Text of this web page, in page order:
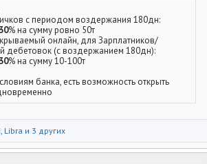
с периодом воздержания 180дн:
30% на сумму ровно 50т
онлайн, для Зарплатников/
дебетовок (с воздержанием 180дн):
30% на сумму 10-100т
банка, есть возможность открыть
, Libra и 3 других